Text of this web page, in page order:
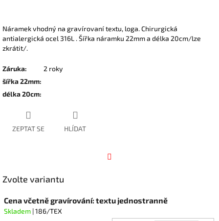
Náramek vhodný na gravírovaní textu, loga. Chirurgická
antialergická ocel 316L . Šířka náramku 22mm a délka 20cm/lze
zkrátit/.
Záruka:
2 roky
šířka 22mm:
délka 20cm:
ZEPTAT SE HLÍDAT
Zvolte variantu
Cena včetně gravírování: textu jednostranně
Skladem | 186/TEX